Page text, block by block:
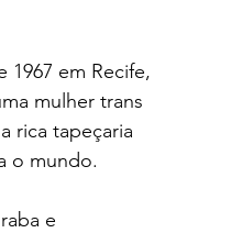
1967 em Recife,
mulher trans
rica tapeçaria
o mundo.
e